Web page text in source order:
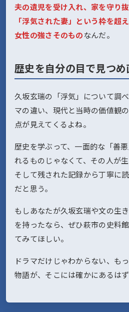
夫の遺児を受け入れ、家を守り
「浮気された妻」という枠を超
女性の強さそのものなんだ。
歴史を自分の目で見つめ
久坂玄瑞の「浮気」について調
マの違い、現代と当時の価値観
点が見えてくるよね。
歴史を学ぶって、一面的な「善
れるものじゃなくて、その人が
そして残された記録から丁寧に
だと思う。
もしあなたが久坂玄瑞や文の生
を持ったなら、ぜひ萩市の史料
てみてほしい。
ドラマだけじゃわからない、も
物語が、そこには確かにあるはず